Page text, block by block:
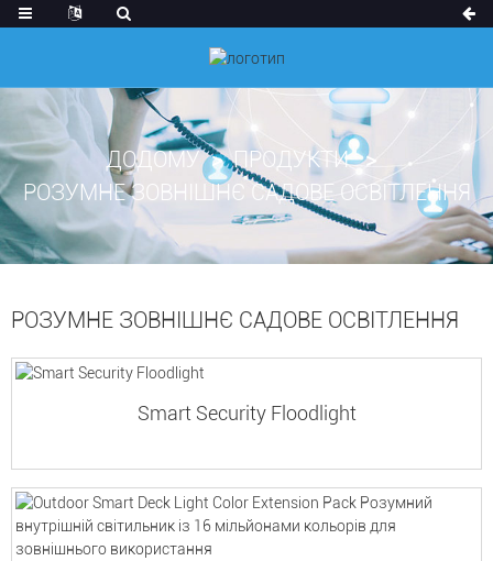
ДОДОМУ
ПРОДУКТИ
РОЗУМНЕ ЗОВНІШНЄ САДОВЕ ОСВІТЛЕННЯ
РОЗУМНЕ ЗОВНІШНЄ САДОВЕ ОСВІТЛЕННЯ
Smart Security Floodlight